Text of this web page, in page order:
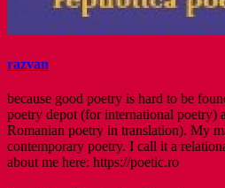
razvan
because good poetry is hard to be
poetry depot (for international poetry)
Romanian poetry in translation). My
contemporary poetry. I call it a
about me here: https://poetic.ro